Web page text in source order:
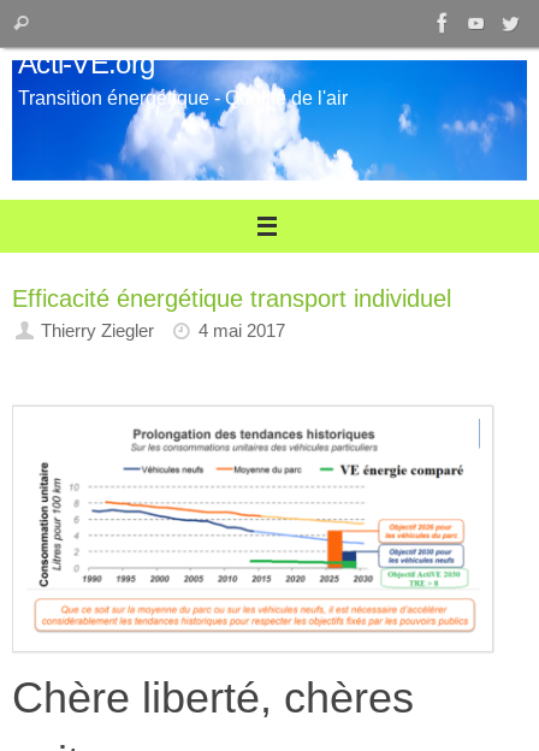
Passer
au
contenu
pour
:
Rechercher
Acti-VE.org
Transition énergétique - Qualité de l'air
Efficacité énergétique transport individuel
Thierry Ziegler 4 mai 2017
Chère liberté, chères